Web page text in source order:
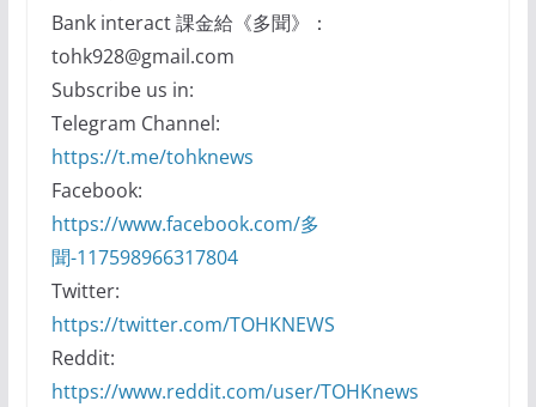
Bank interact 課金給《多聞》：
tohk928@gmail.com
Subscribe us in:
Telegram Channel:
https://t.me/tohknews
Facebook:
https://www.facebook.com/多
聞-117598966317804
Twitter:
https://twitter.com/TOHKNEWS
Reddit:
https://www.reddit.com/user/TOHKnews